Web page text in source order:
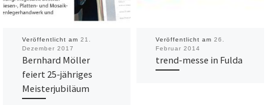
Veröffentlicht am 21.
Dezember 2017
Bernhard Möller
feiert 25-jähriges
Meisterjubiläum
Veröffentlicht am 26.
Februar 2014
trend-messe in Fulda